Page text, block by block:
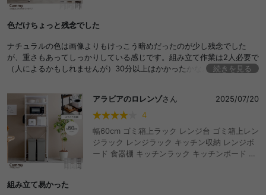
ごみ箱 省スペース レンジ下収納 スリム ロータ
台所 リビング ランドリーラック サニタリーラ
ック ダストボックス上 炊飯器
色だけちょっと残念でした
ナチュラルの色は画像よりもけっこう暗めだったのが少し残念でした
が、重さもあってしっかりしている感じです。組み立て作業は2人必要で
（人によるかもしれませんが）30分以上はかかったかな。キッチンのス
続きを見る
アラビアのロレンゾさん
2025/07/20
4
幅60cm ゴミ箱上ラック レンジ台 ゴミ箱上レン
ジラック レンジラック キッチン収納 レンジボ
ード 食器棚 キッチンラック キッチンボード 収
組み立て易かった